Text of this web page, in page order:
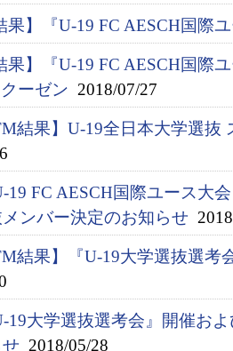
果】『U-19 FC AESCH国際
果】『U-19 FC AESCH国際
ーゼン 2018/07/27
結果】U-19全日本大学選抜
19 FC AESCH国際ユース大
ンバー決定のお知らせ
結果】『U-19大学選抜選考
19大学選抜選考会』開催お
2018/05/28